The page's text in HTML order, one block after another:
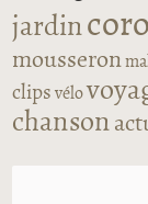
jardin
mousseron
clips vélo
chanson